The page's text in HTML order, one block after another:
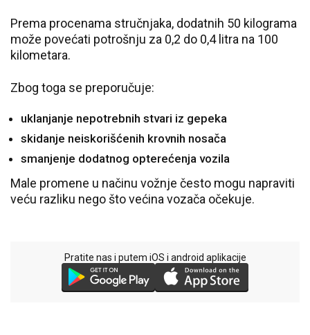
Prema procenama stručnjaka, dodatnih 50 kilograma
može povećati potrošnju za 0,2 do 0,4 litra na 100
kilometara.
Zbog toga se preporučuje:
uklanjanje nepotrebnih stvari iz gepeka
skidanje neiskorišćenih krovnih nosača
smanjenje dodatnog opterećenja vozila
Male promene u načinu vožnje često mogu napraviti
veću razliku nego što većina vozača očekuje.
Pratite nas i putem iOS i android aplikacije